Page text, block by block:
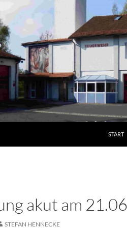
START
akut am
STEFAN HENNECKE